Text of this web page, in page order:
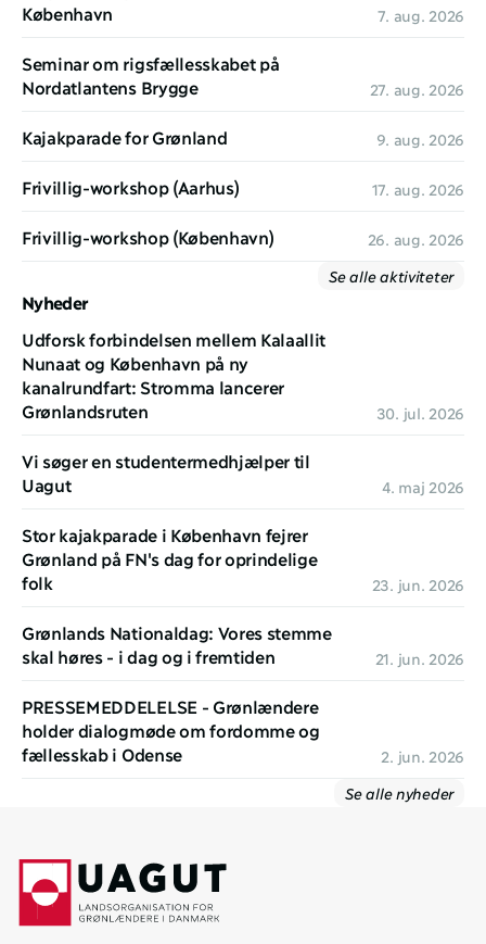
København
7. aug. 2026
Seminar om rigsfællesskabet på
Nordatlantens Brygge
27. aug. 2026
Kajakparade for Grønland 9. aug. 2026
Frivillig-workshop (Aarhus) 17. aug. 2026
Frivillig-workshop (København)
26. aug. 2026
Se alle aktiviteter
Nyheder
Udforsk forbindelsen mellem Kalaallit
Nunaat og København på ny
kanalrundfart: Stromma lancerer
Grønlandsruten
30. jul. 2026
Vi søger en studentermedhjælper til
Uagut
4. maj 2026
Stor kajakparade i København fejrer
Grønland på FN's dag for oprindelige
folk
23. jun. 2026
Grønlands Nationaldag: Vores stemme
skal høres - i dag og i fremtiden
21. jun. 2026
PRESSEMEDDELELSE - Grønlændere
holder dialogmøde om fordomme og
fællesskab i Odense
2. jun. 2026
Se alle nyheder